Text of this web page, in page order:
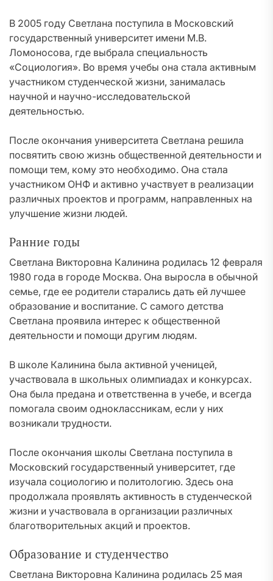
В 2005 году Светлана поступила в Московский
государственный университет имени М.В.
Ломоносова, где выбрала специальность
«Социология». Во время учебы она стала активным
участником студенческой жизни, занималась
научной и научно-исследовательской
деятельностью.
После окончания университета Светлана решила
посвятить свою жизнь общественной деятельности и
помощи тем, кому это необходимо. Она стала
участником ОНФ и активно участвует в реализации
различных проектов и программ, направленных на
улучшение жизни людей.
Ранние годы
Светлана Викторовна Калинина родилась 12 февраля
1980 года в городе Москва. Она выросла в обычной
семье, где ее родители старались дать ей лучшее
образование и воспитание. С самого детства
Светлана проявила интерес к общественной
деятельности и помощи другим людям.
В школе Калинина была активной ученицей,
участвовала в школьных олимпиадах и конкурсах.
Она была предана и ответственна в учебе, и всегда
помогала своим одноклассникам, если у них
возникали трудности.
После окончания школы Светлана поступила в
Московский государственный университет, где
изучала социологию и политологию. Здесь она
продолжала проявлять активность в студенческой
жизни и участвовала в организации различных
благотворительных акций и проектов.
Образование и студенчество
Светлана Викторовна Калинина родилась 25 мая